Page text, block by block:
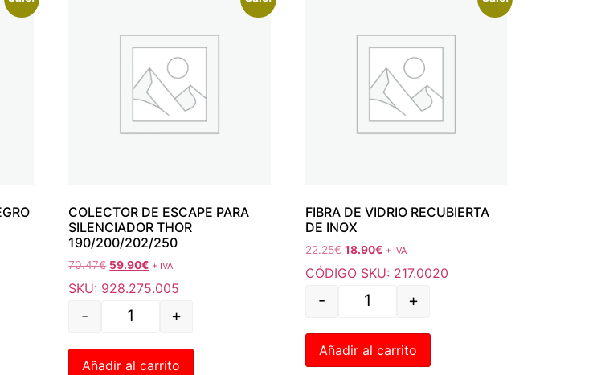
COLECTOR DE ESCAPE PARA
SILENCIADOR THOR
190/200/202/250
70.47€ 59.90€ + IVA
SKU: 928.275.005
- +
Añadir al carrito
FIBRA DE VIDRIO RECUBIERTA
DE INOX
22.25€ 18.90€ + IVA
CÓDIGO SKU: 217.0020
- +
Añadir al carrito